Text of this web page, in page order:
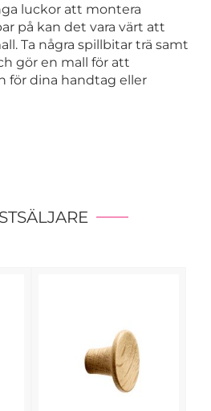
luckor att montera
på kan det vara värt att
Ta några spillbitar trä samt
gör en mall för att
för dina handtag eller